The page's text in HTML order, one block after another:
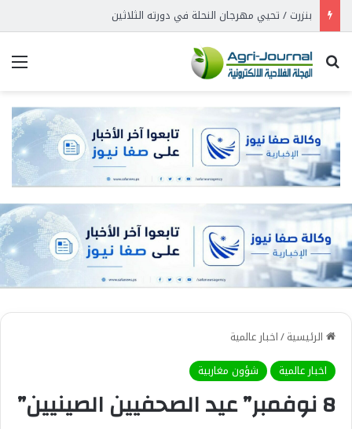
بنزرت / تحيي مهرجان النحلة في دورته الثلاثين
بحث عن
الرئيسية/اخبار عالمية
اخبار عالمية
شؤون مغاربية
8 نوفمبر” عيد الصحفيين الصينيين”